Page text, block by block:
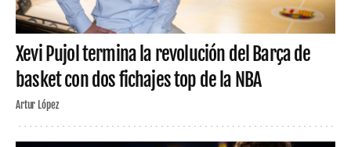
Xevi Pujol termina la revolución del Barça de
basket con dos fichajes top de la NBA
Artur López